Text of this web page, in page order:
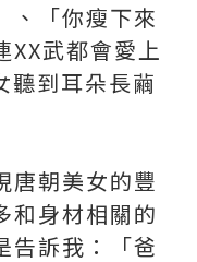
、「你瘦下來
XX武都會愛上
聽到耳朵長繭
唐朝美女的豐
和身材相關的
告訴我：「爸